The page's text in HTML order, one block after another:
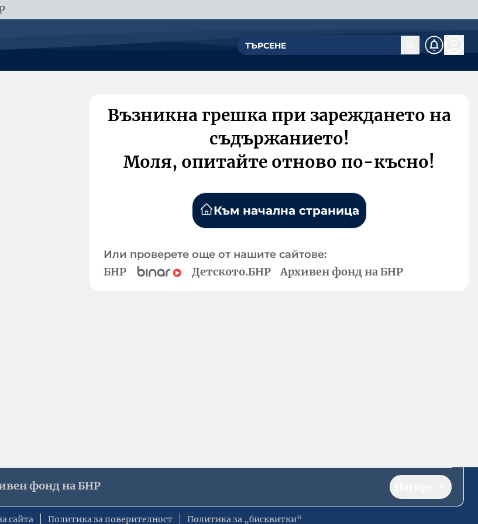
Възникна грешка при зареждането на
съдържанието!
Моля, опитайте отново по-късно!
Към начална страница
Или проверете още от нашите сайтове:
БНР Детското.БНР Архивен фонд на БНР
фонд на БНР
сайта Политика за поверителност Политика за „бисквитки“